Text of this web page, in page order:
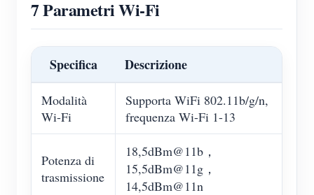
7 Parametri Wi-Fi
Specifica Descrizione
Modalità
Wi-Fi
Supporta WiFi 802.11b/g/n,
frequenza Wi-Fi 1-13
Potenza di
trasmissione
18,5dBm@11b，
15,5dBm@11g，
14,5dBm@11n